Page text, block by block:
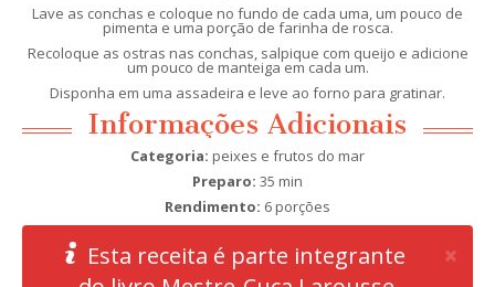
Lave as conchas e coloque no fundo de cada uma, um pouco de
pimenta e uma porção de farinha de rosca.
Recoloque as ostras nas conchas, salpique com queijo e adicione
um pouco de manteiga em cada um.
Disponha em uma assadeira e leve ao forno para gratinar.
Informações Adicionais
Categoria: peixes e frutos do mar
Preparo: 35 min
Rendimento: 6 porções
×
Esta receita é parte integrante